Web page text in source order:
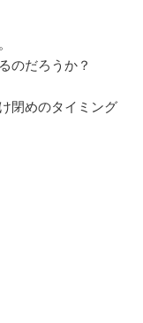
のだろうか？
閉めのタイミング